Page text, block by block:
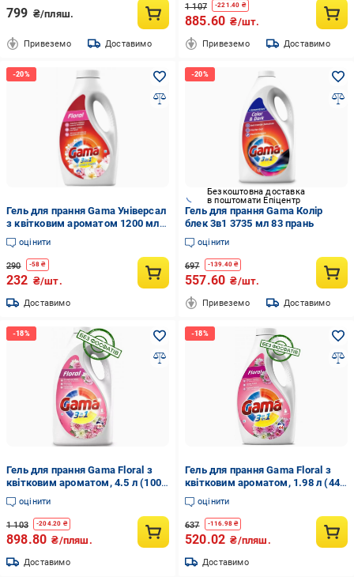
799 ₴/пляш.
Привеземо Доставимо
1 107 -221.40 ₴
885.60 ₴/шт.
Привеземо Доставимо
Гель для прання Gama Універсал
з квітковим ароматом 1200 мл
24 прання
оцінити
290 -58 ₴
232 ₴/шт.
Доставимо
Безкоштовна доставка
в поштомати Епіцентр
Гель для прання Gama Колір
блек 3в1 3735 мл 83 прань
оцінити
697 -139.40₴
557.60 ₴/шт.
Привеземо Доставимо
Гель для прання Gama Floral з
квітковим ароматом, 4.5 л (100
прань)
оцінити
1 103 -204.20 ₴
898.80 ₴/пляш.
Доставимо
Гель для прання Gama Floral з
квітковим ароматом, 1.98 л (44
прання)
оцінити
637 -116.98₴
520.02 ₴/пляш.
Доставимо